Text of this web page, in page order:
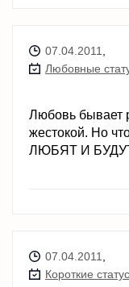
07.04.2011
Любовные
Любовь бывает
жестокой. Но
ЛЮБЯТ И
07.04.2011
Короткие